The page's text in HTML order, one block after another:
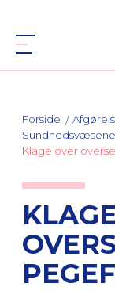
Forside
Klage over